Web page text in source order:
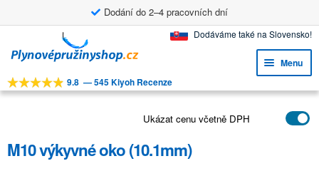
Dodání do 2–4 pracovních dní
na
k
webu
Dodáváme také na Slovensko!
Menu
NÁSTROJE
menu
APLIKACE
9.8 —545 Kiyoh Recenze
Ukázat cenu včetně DPH
M10 výkyvné oko (10.1mm)